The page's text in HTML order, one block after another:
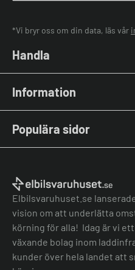
*Vi bryr oss om din data, läs vår
Handla
Laddkablar
Kabelhållare
Stolpar & Fästen
Portabla Laddare
Övriga tillbehör
Information
Kontakta oss
Vanliga frågor & svar
El-lexikon
Installation
Grön teknik bidrag
Lastbalansering
Köpvillkor
Köpvillkor batteri
Felanmälan
Populära sidor
Elbilsladdare företag
Laddbox bäst i test
Bilmärken
Jämför laddboxar
Jämför hembatterier
Elbilsvaruhuset.se
vision om att underlätta
körning för alla! Idag är vi
växande bolag inom
kunder över hela landet att